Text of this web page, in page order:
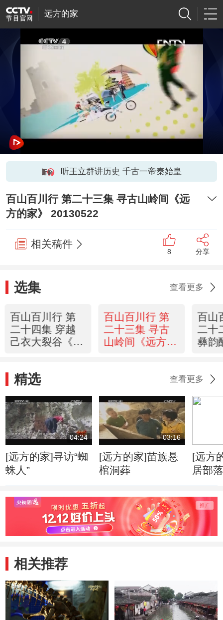
远方的家
听王立群讲历史 千古一帝秦始皇
百山百川行 第二十三集 寻古山岭间《远
方的家》 20130522
相关稿件
8 分享
选集 查看更多
百山百川行 第
二十四集 穿越
己衣大裂谷《远
百山百川行 第
二十三集 寻古
山岭间《远方的
百山
二十
彝韵
精选 查看更多
04:24
[远方的家]寻访“蜘
蛛人”
03:16
[远方的家]苗族悬
棺洞葬
[远方
居部落
相关推荐